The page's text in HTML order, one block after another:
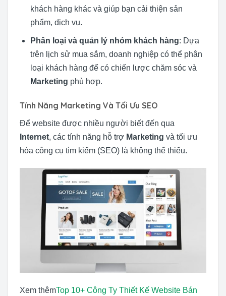
khách hàng khác và giúp bạn cải thiện sản
phẩm, dịch vụ.
Phân loại và quản lý nhóm khách hàng: Dựa
trên lịch sử mua sắm, doanh nghiệp có thể phân
loại khách hàng để có chiến lược chăm sóc và
Marketing phù hợp.
Tính Năng Marketing Và Tối Ưu SEO
Để website được nhiều người biết đến qua
Internet, các tính năng hỗ trợ Marketing và tối ưu
hóa công cụ tìm kiếm (SEO) là không thể thiếu.
Xem thêmTop 10+ Công Ty Thiết Kế Website Bán